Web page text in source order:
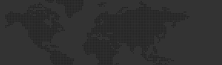
đình
Nâng
tầm
cuộc
sống
với
dịch
vụ
thang